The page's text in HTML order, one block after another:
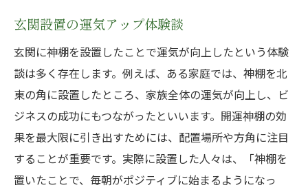
玄関設置の運気アップ体験談
玄関に神棚を設置したことで運気が向上したという体験
談は多く存在します。例えば、ある家庭では、神棚を北
東の角に設置したところ、家族全体の運気が向上し、ビ
ジネスの成功にもつながったといいます。開運神棚の効
果を最大限に引き出すためには、配置場所や方角に注目
することが重要です。実際に設置した人々は、「神棚を
置いたことで、毎朝がポジティブに始まるようになっ